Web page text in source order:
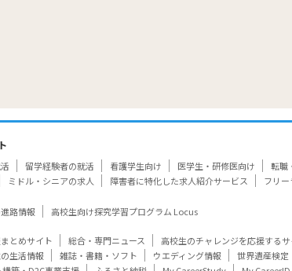
留学経験者の就活 看護学生向け 医学生・研修医向け 転職
ミドル・シニアの求人 障害者に特化した求人紹介サービス フリ
路情報 高校生向け探究学習プログラム Locus
とめサイト 総合・専門ニュース 高校生のチャレンジを応援するサ
生活情報
雑誌・書籍・ソフト ウエディング情報 世界遺産検定